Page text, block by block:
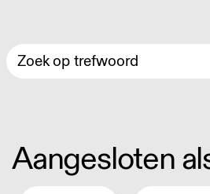
Aangesloten